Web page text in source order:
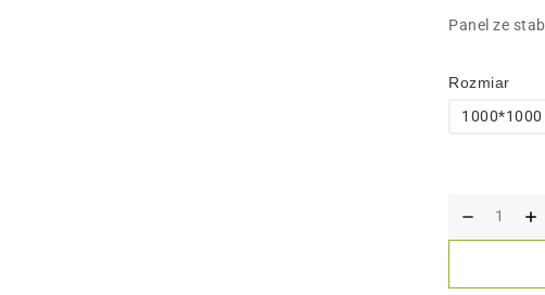
Panel ze
Rozmiar
1000*1000